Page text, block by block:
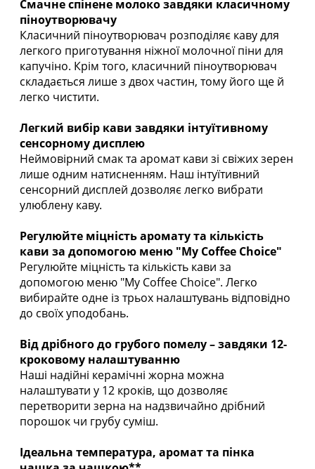
Смачне спінене молоко завдяки класичному
піноутворювачу
Класичний піноутворювач розподіляє каву для
легкого приготування ніжної молочної піни для
капучіно. Крім того, класичний піноутворювач
складається лише з двох частин, тому його ще й
легко чистити.
Легкий вибір кави завдяки інтуїтивному
сенсорному дисплею
Неймовірний смак та аромат кави зі свіжих зерен
лише одним натисненням. Наш інтуїтивний
сенсорний дисплей дозволяє легко вибрати
улюблену каву.
Регулюйте міцність аромату та кількість
кави за допомогою меню "My Coffee Choice"
Регулюйте міцність та кількість кави за
допомогою меню "My Coffee Choice". Легко
вибирайте одне із трьох налаштувань відповідно
до своїх уподобань.
Від дрібного до грубого помелу – завдяки 12-
кроковому налаштуванню
Наші надійні керамічні жорна можна
налаштувати у 12 кроків, що дозволяє
перетворити зерна на надзвичайно дрібний
порошок чи грубу суміш.
Ідеальна температура, аромат та пінка